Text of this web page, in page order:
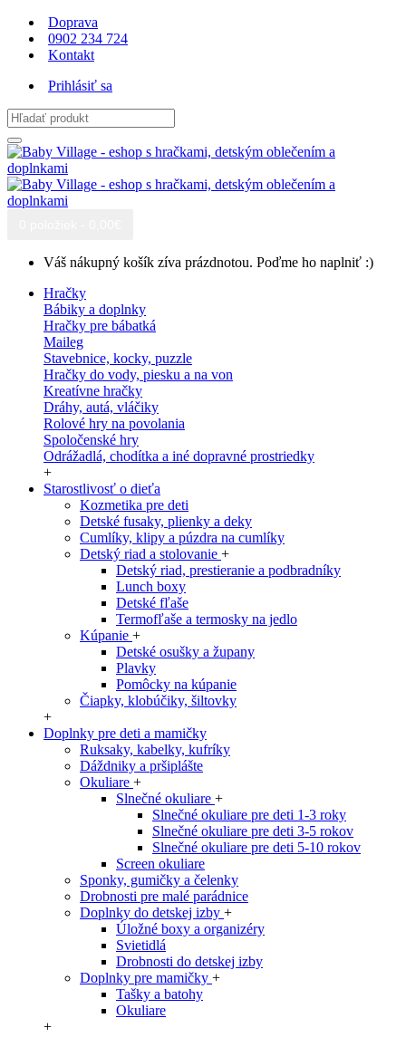
Doprava
0902 234 724
Kontakt
Prihlásiť sa
Váš nákupný košík zíva prázdnotou. Poďme ho naplniť :)
Hračky
Bábiky a doplnky
Hračky pre bábatká
Maileg
Stavebnice, kocky, puzzle
Hračky do vody, piesku a na von
Kreatívne hračky
Dráhy, autá, vláčiky
Rolové hry na povolania
Spoločenské hry
Odrážadlá, chodítka a iné dopravné prostriedky
+
Starostlivosť o dieťa
Kozmetika pre deti
Detské fusaky, plienky a deky
Cumlíky, klipy a púzdra na cumlíky
Detský riad a stolovanie +
Detský riad, prestieranie a podbradníky
Lunch boxy
Detské fľaše
Termofľaše a termosky na jedlo
Kúpanie +
Detské osušky a župany
Plavky
Pomôcky na kúpanie
Čiapky, klobúčiky, šiltovky
+
Doplnky pre deti a mamičky
Ruksaky, kabelky, kufríky
Dáždniky a pršiplášte
Okuliare +
Slnečné okuliare +
Slnečné okuliare pre deti 1-3 roky
Slnečné okuliare pre deti 3-5 rokov
Slnečné okuliare pre deti 5-10 rokov
Screen okuliare
Sponky, gumičky a čelenky
Drobnosti pre malé parádnice
Doplnky do detskej izby +
Úložné boxy a organizéry
Svietidlá
Drobnosti do detskej izby
Doplnky pre mamičky +
Tašky a batohy
Okuliare
+